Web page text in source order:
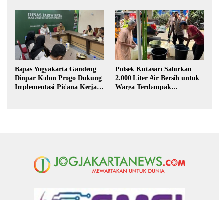
Bapas Yogyakarta Gandeng
Dinpar Kulon Progo Dukung
Implementasi Pidana Kerja
Polsek Kutasari Salurkan
2.000 Liter Air Bersih untuk
Warga Terdampak